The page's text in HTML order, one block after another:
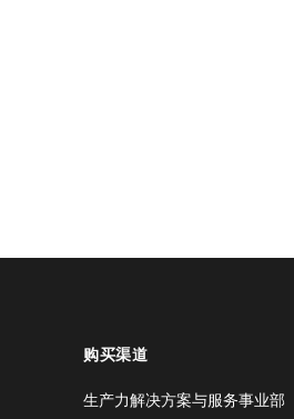
购买渠道
生产力解决方案与服务事业部